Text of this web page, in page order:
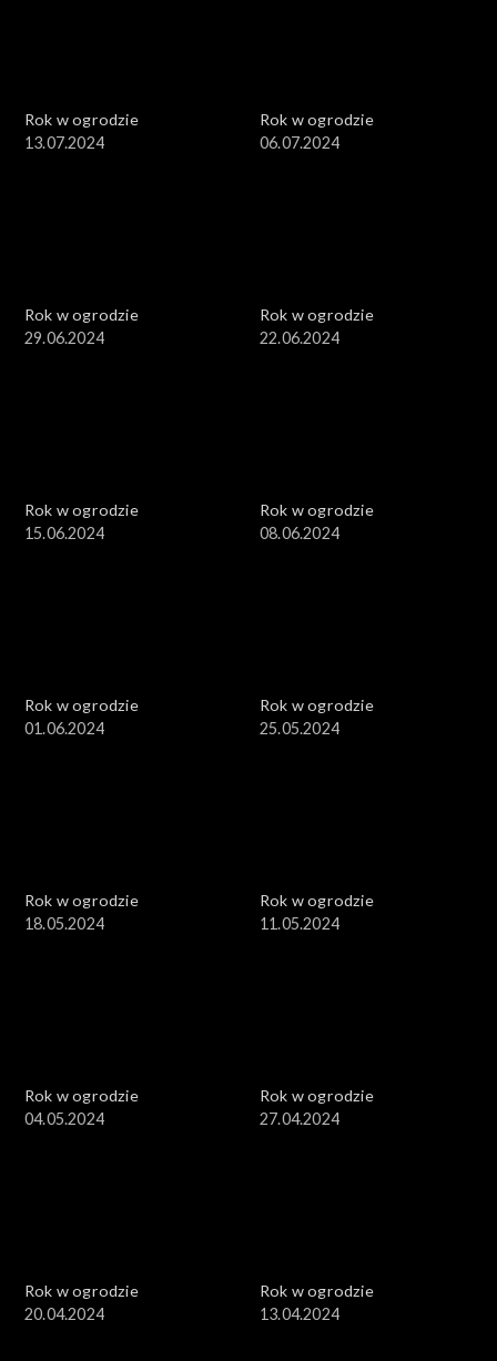
Rok w ogrodzie
13.07.2024
Rok w ogrodzie
06.07.2024
Rok w ogrodzie
29.06.2024
Rok w ogrodzie
22.06.2024
Rok w ogrodzie
15.06.2024
Rok w ogrodzie
08.06.2024
Rok w ogrodzie
01.06.2024
Rok w ogrodzie
25.05.2024
Rok w ogrodzie
18.05.2024
Rok w ogrodzie
11.05.2024
Rok w ogrodzie
04.05.2024
Rok w ogrodzie
27.04.2024
Rok w ogrodzie
20.04.2024
Rok w ogrodzie
13.04.2024